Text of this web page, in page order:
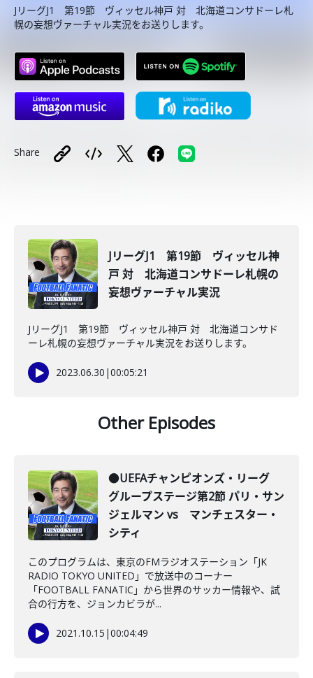
JリーグJ1 第19節 ヴィッセル神戸 対 北海道コンサドーレ札
幌の妄想ヴァーチャル実況をお送りします。
Share
JリーグJ1 第19節 ヴィッセル神
戸 対 北海道コンサドーレ札幌の
妄想ヴァーチャル実況
JリーグJ1 第19節 ヴィッセル神戸 対 北海道コンサド
ーレ札幌の妄想ヴァーチャル実況をお送りします。
2023.06.30 |00:05:21
Other Episodes
●UEFAチャンピオンズ・リーグ
グループステージ第2節 パリ・サン
ジェルマン vs マンチェスター・
シティ
このプログラムは、東京のFMラジオステーション「JK
RADIO TOKYO UNITED」で放送中のコーナー
「FOOTBALL FANATIC」から世界のサッカー情報や、試
合の行方を、ジョンカビラが...
2021.10.15 |00:04:49